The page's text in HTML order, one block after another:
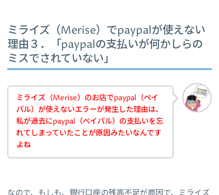
ミライズ（Merise）でpaypalが使えない
理由３．「paypalの支払いが何かしらの
ミスでされていない」
ミライズ（Merise）のお店でpaypal（ペイ
パル）が使えないエラーが発生した理由は、
私が過去にpaypal（ペイパル）の支払いを忘
れてしまっていたことが原因みたいなんです
よね